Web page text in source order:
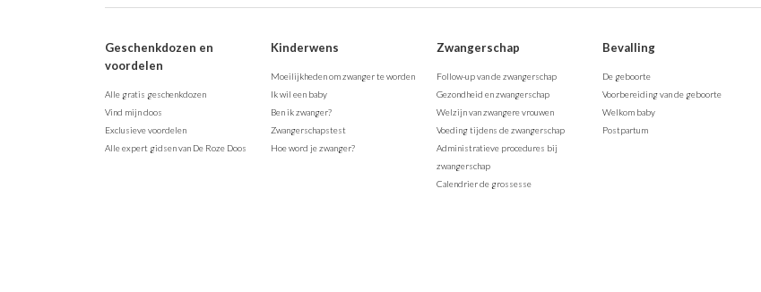
Geschenkdozen en
voordelen
Alle gratis geschenkdozen
Vind mijn doos
Exclusieve voordelen
Alle expert gidsen van De Roze Doos
Kinderwens
Moeilijkheden om zwanger te worden
Ik wil een baby
Ben ik zwanger?
Zwangerschapstest
Hoe word je zwanger?
Zwangerschap
Follow-up van de zwangerschap
Gezondheid en zwangerschap
Welzijn van zwangere vrouwen
Voeding tijdens de zwangerschap
Administratieve procedures bij
zwangerschap
Calendrier de grossesse
Bevalling
De geboorte
Voorbereiding van de geboorte
Welkom baby
Postpartum